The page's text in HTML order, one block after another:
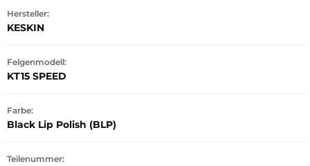
Hersteller:
KESKIN
Felgenmodell:
KT15 SPEED
Farbe:
Black Lip Polish (BLP)
Teilenummer: